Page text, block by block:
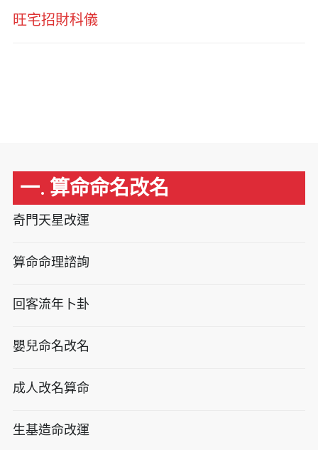
旺宅招財科儀
一. 算命命名改名
奇門天星改運
算命命理諮詢
回客流年卜卦
嬰兒命名改名
成人改名算命
生基造命改運